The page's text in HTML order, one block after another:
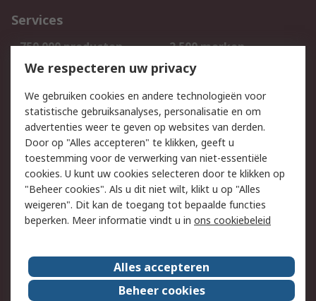
Services
750.000 producten
2.500 merken
Bestellen
Inkoopoplossingen
Track & Trace
Wettelijk
Cookiebeleid
Email veiligheid
Privacybeleid
Websitevoorwaarden
Algemene
verkoopvoorwaarden
Over RS
RS Group
Over ons
We respecteren uw privacy
We gebruiken cookies en andere technologieën voor
statistische gebruiksanalyses, personalisatie en om
advertenties weer te geven op websites van derden.
Door op "Alles accepteren" te klikken, geeft u
toestemming voor de verwerking van niet-essentiële
cookies. U kunt uw cookies selecteren door te klikken op
"Beheer cookies". Als u dit niet wilt, klikt u op "Alles
weigeren". Dit kan de toegang tot bepaalde functies
beperken. Meer informatie vindt u in ons cookiebeleid
Alles accepteren
Beheer cookies